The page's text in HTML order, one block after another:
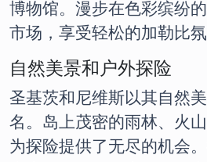
博物馆。漫步在色彩缤纷
市场，享受轻松的加勒比氛
自然美景和户外探险
圣基茨和尼维斯以其自然
名。岛上茂密的雨林、火
为探险提供了无尽的机会